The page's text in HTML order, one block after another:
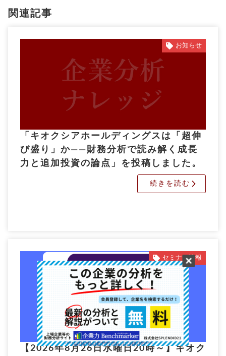
関連記事
お知らせ
「キオクシアホールディングスは「超伸
び盛り」か――財務分析で読み解く成長
力と追加投資の論点」を投稿しました。
続きを読む
セミナー情報
【2026年8月26日水曜日20時～】キオク